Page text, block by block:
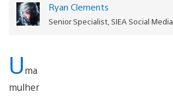
Ryan Clements
Senior Specialist, SIEA Social Media
Uma
mulher